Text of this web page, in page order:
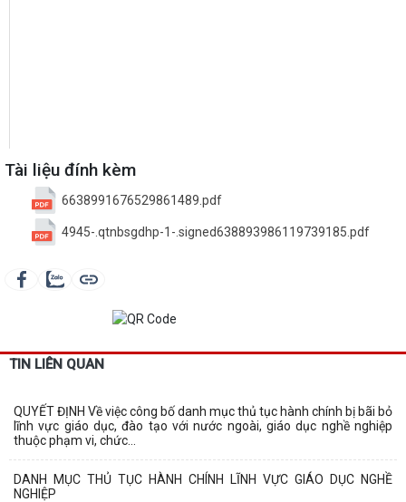
Tài liệu đính kèm
6638991676529861489.pdf
4945-.qtnbsgdhp-1-.signed638893986119739185.pdf
TIN LIÊN QUAN
QUYẾT ĐỊNH Về việc công bố danh mục thủ tục hành chính bị bãi bỏ
lĩnh vực giáo dục, đào tạo với nước ngoài, giáo dục nghề nghiệp
thuộc phạm vi, chức...
DANH MỤC THỦ TỤC HÀNH CHÍNH LĨNH VỰC GIÁO DỤC NGHỀ
NGHIỆP